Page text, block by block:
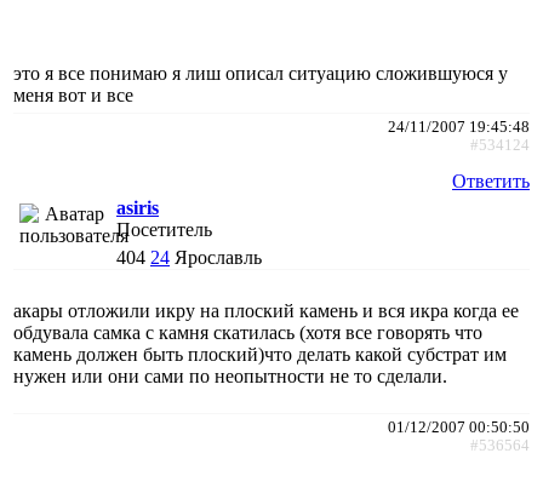
это я все понимаю я лиш описал ситуацию сложившуюся у
меня вот и все
24/11/2007 19:45:48
#534124
Ответить
asiris
Посетитель
404 24 Ярославль
акары отложили икру на плоский камень и вся икра когда ее
обдувала самка с камня скатилась (хотя все говорять что
камень должен быть плоский)что делать какой субстрат им
нужен или они сами по неопытности не то сделали.
01/12/2007 00:50:50
#536564